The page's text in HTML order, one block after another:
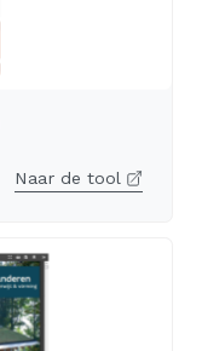
Naar de tool